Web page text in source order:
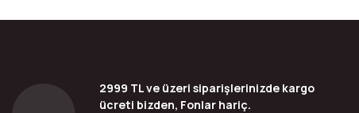
2999 TL ve üzeri siparişlerinizde kargo
ücreti bizden, Fonlar hariç.